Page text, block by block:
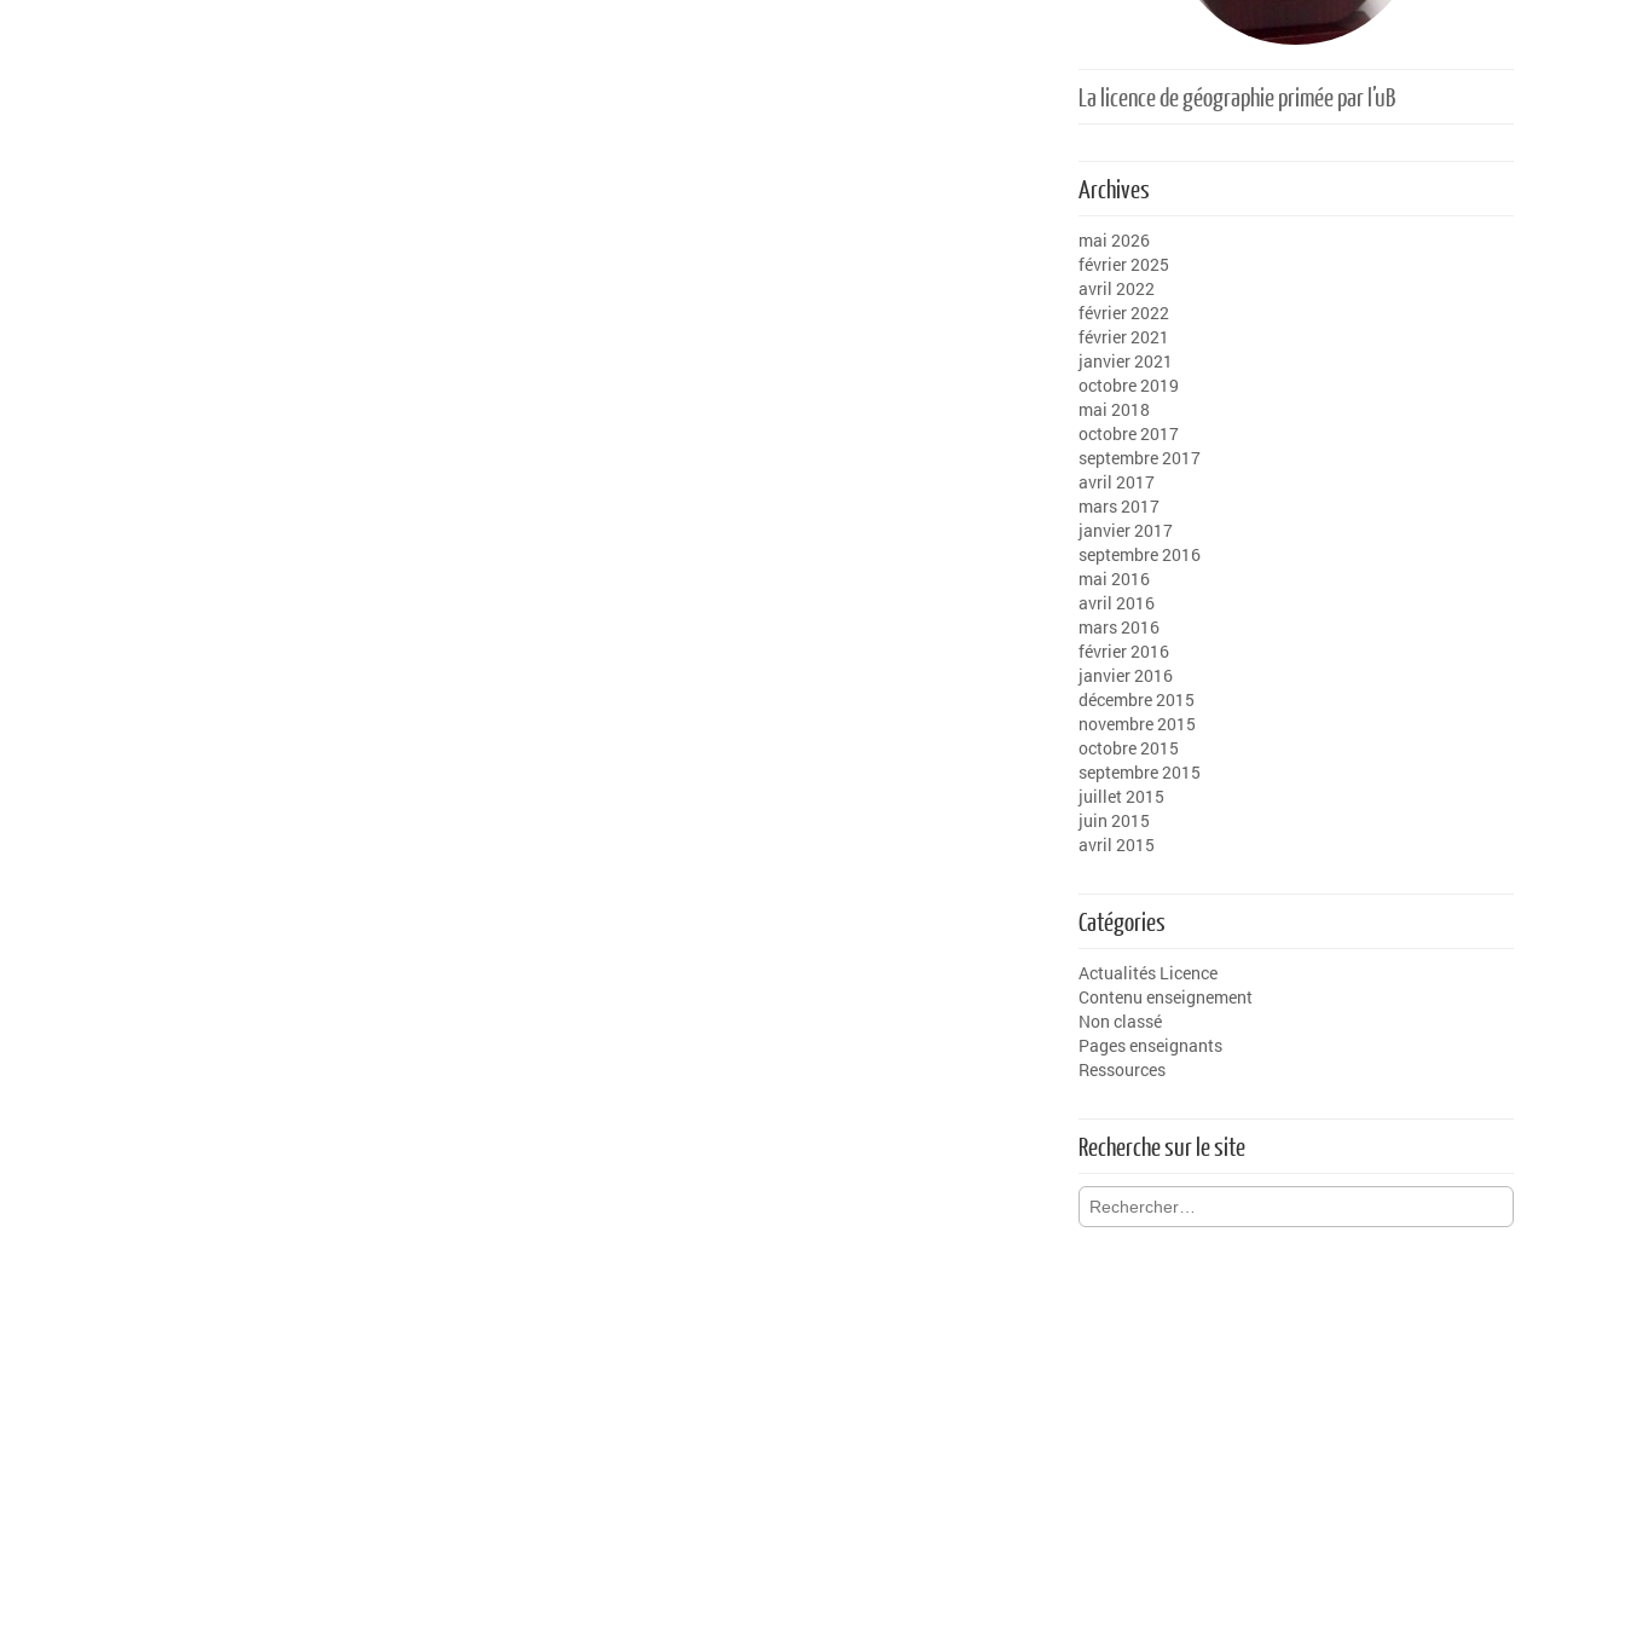
La licence de géographie primée par l’uB
Archives
mai 2026
février 2025
avril 2022
février 2022
février 2021
janvier 2021
octobre 2019
mai 2018
octobre 2017
septembre 2017
avril 2017
mars 2017
janvier 2017
septembre 2016
mai 2016
avril 2016
mars 2016
février 2016
janvier 2016
décembre 2015
novembre 2015
octobre 2015
septembre 2015
juillet 2015
juin 2015
avril 2015
Catégories
Actualités Licence
Contenu enseignement
Non classé
Pages enseignants
Ressources
Recherche sur le site
Rechercher :